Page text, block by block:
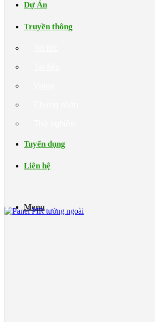
Dự Án
Truyền thông
Tuyển dụng
Liên hệ
Menu